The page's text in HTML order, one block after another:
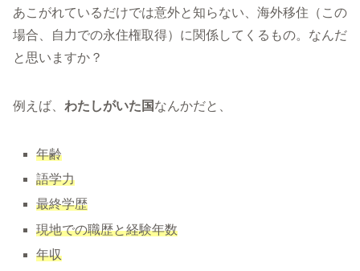
あこがれているだけでは意外と知らない、海外移住（この
場合、自力での永住権取得）に関係してくるもの。なんだ
と思いますか？
例えば、 わたしがいた国なんかだと、
年齢
語学力
最終学歴
現地での職歴と経験年数
年収